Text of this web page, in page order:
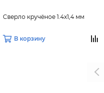
Сверло кручёное 1.4х1,4 мм
В корзину